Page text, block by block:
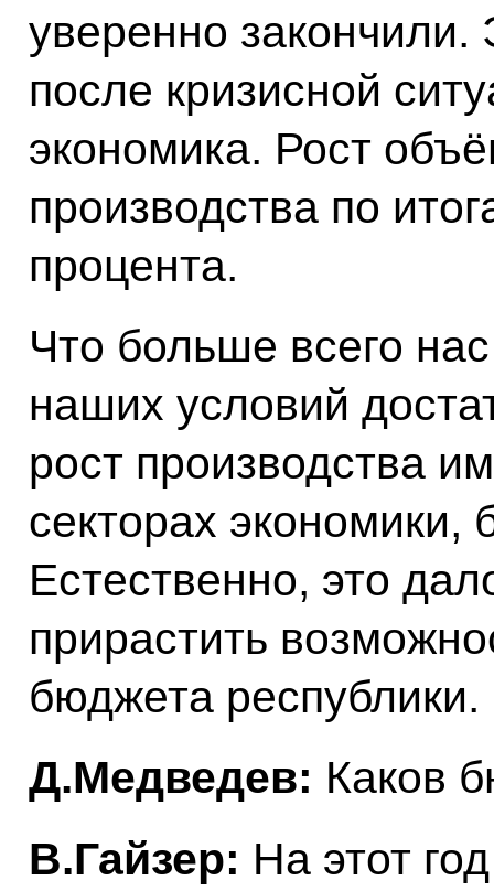
уверенно закончили.
после кризисной
экономика. Рост
производства по
процента.
Что больше всего
наших условий
рост производства
секторах экономики,
Естественно, это
прирастить
бюджета республики.
Д.Медведев: Каков
В.Гайзер: На этот